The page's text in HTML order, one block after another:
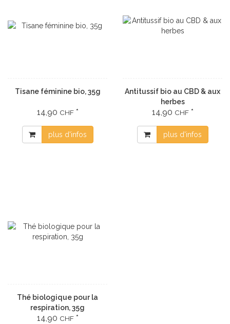
Tisane féminine bio, 35g
14,90 CHF*
plus d'infos
Antitussif bio au CBD & aux
herbes
14,90 CHF*
plus d'infos
Thé biologique pour la
respiration, 35g
14,90 CHF*